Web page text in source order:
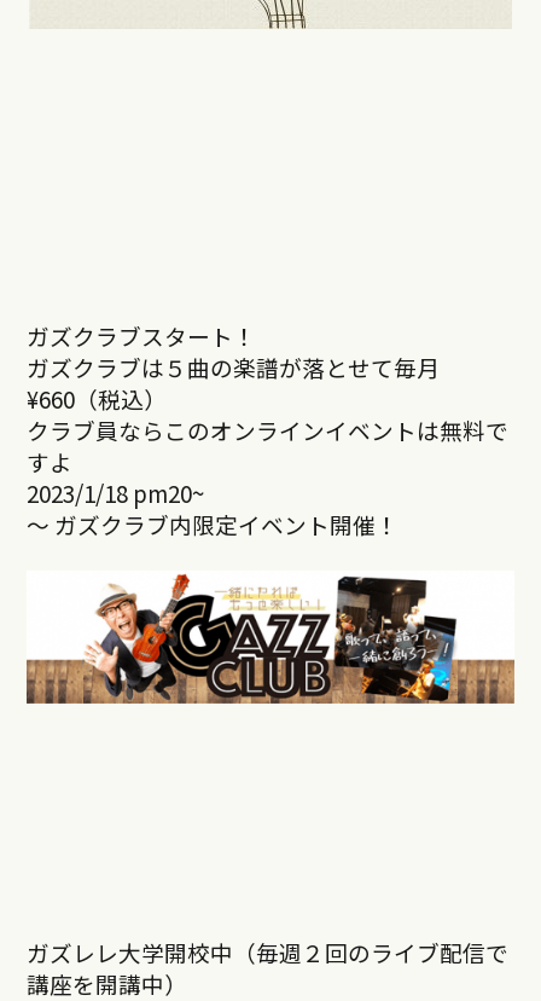
ガズクラブスタート！
ガズクラブは５曲の楽譜が落とせて毎月
¥660（税込）
クラブ員ならこのオンラインイベントは無料で
すよ
2023/1/18 pm20~
～ ガズクラブ内限定イベント開催！
ガズレレ大学開校中（毎週２回のライブ配信で
講座を開講中）